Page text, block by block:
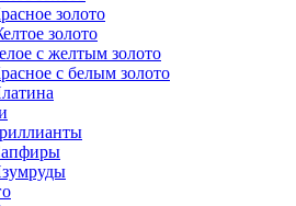
золото
золото
с желтым золото
с белым золото